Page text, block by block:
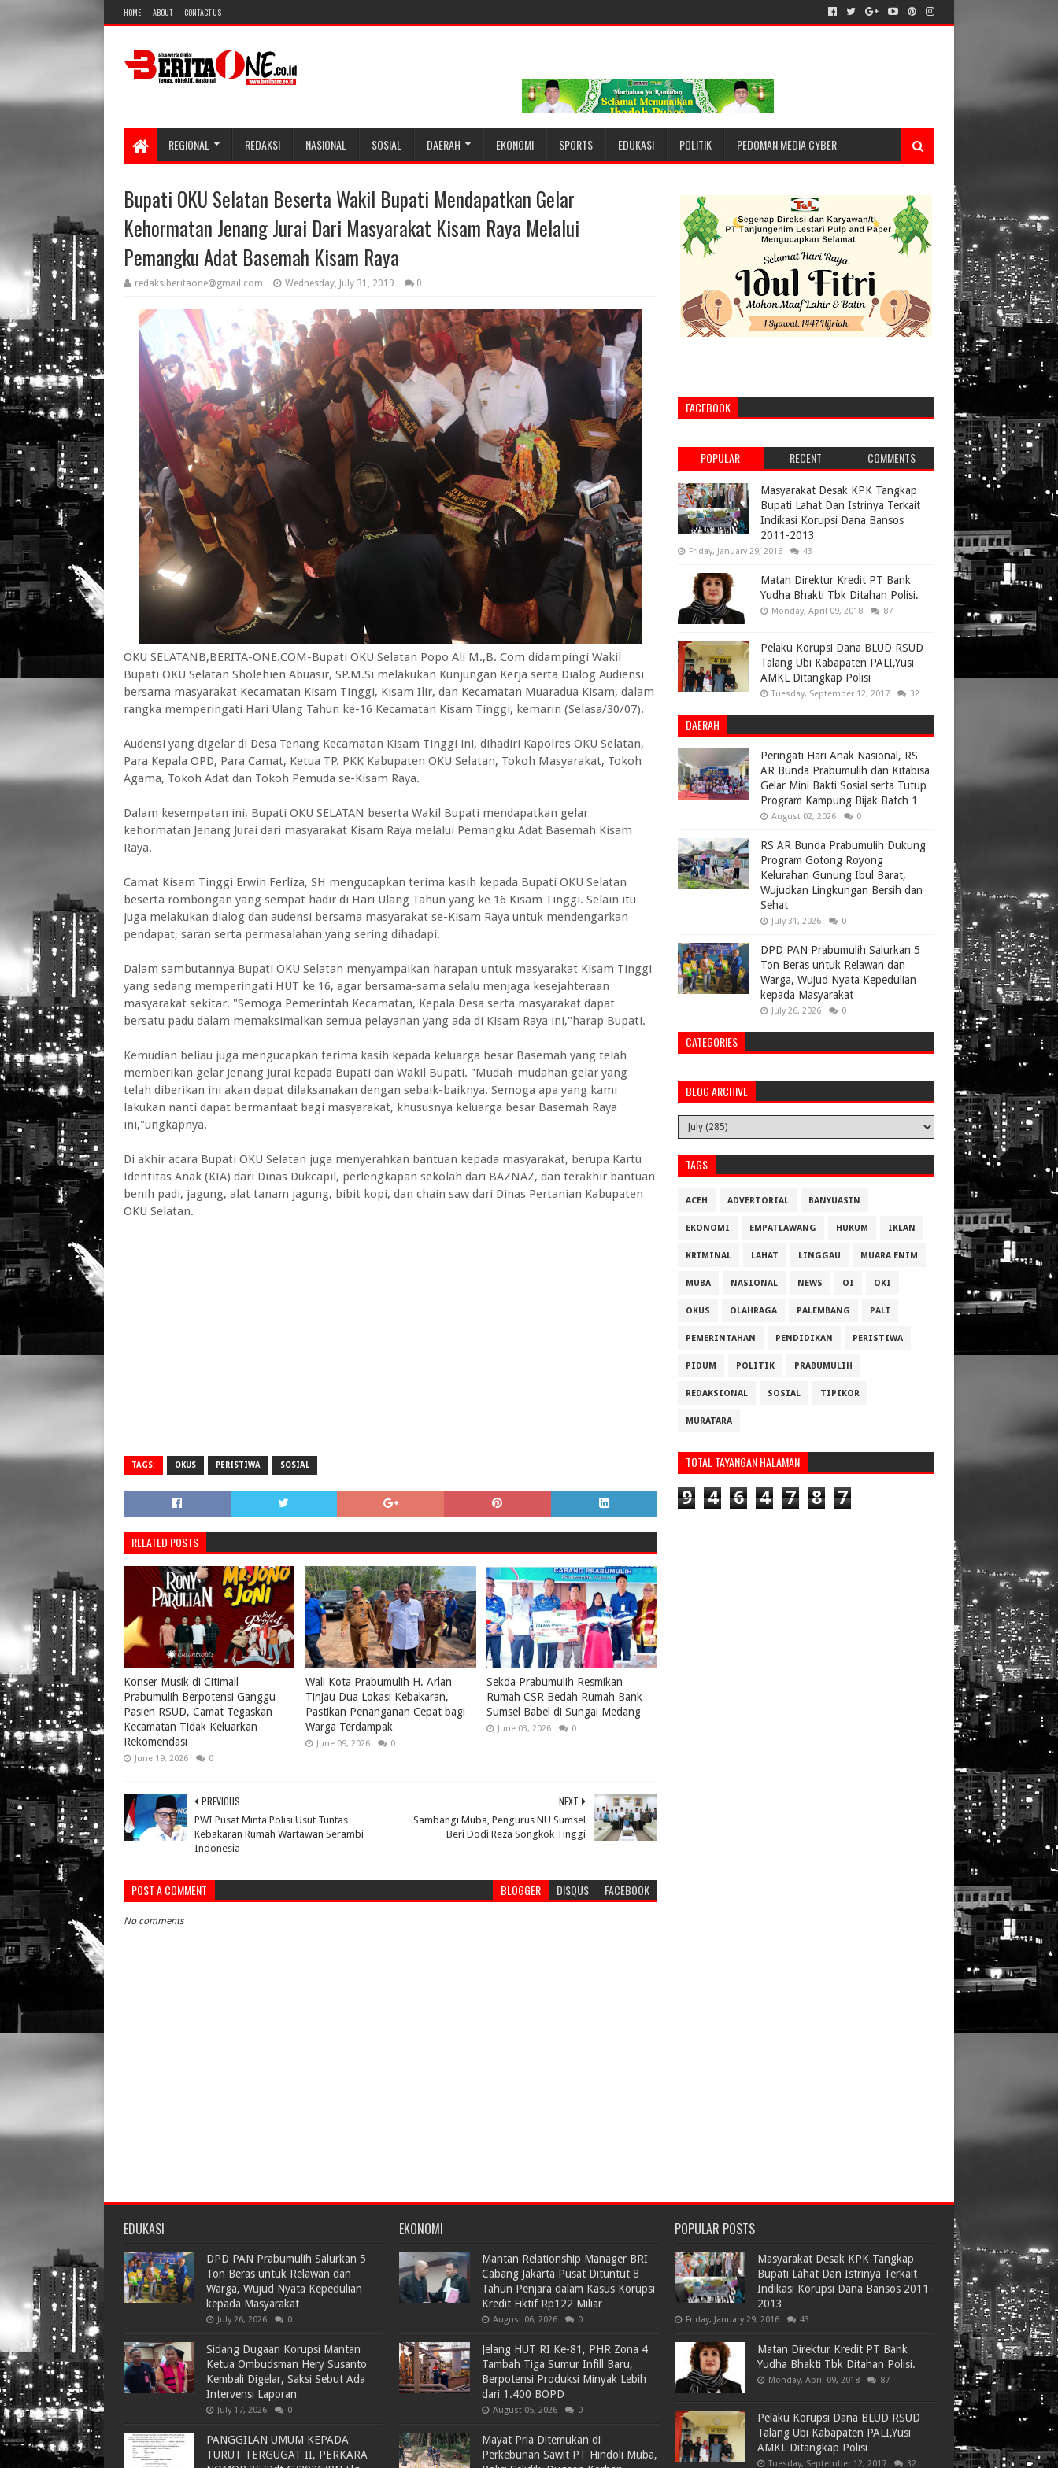
HOME ABOUT CONTACT US
REGIONAL REDAKSI NASIONAL SOSIAL DAERAH EKONOMI SPORTS EDUKASI POLITIK PEDOMAN MEDIA CYBER
Bupati OKU Selatan Beserta Wakil Bupati Mendapatkan Gelar
Kehormatan Jenang Jurai Dari Masyarakat Kisam Raya Melalui
Pemangku Adat Basemah Kisam Raya
redaksiberitaone@gmail.com Wednesday, July 31, 2019 0
OKU SELATANB,BERITA-ONE.COM-Bupati OKU Selatan Popo Ali M.,B. Com didampingi Wakil
Bupati OKU Selatan Sholehien Abuasir, SP.M.Si melakukan Kunjungan Kerja serta Dialog Audiensi
bersama masyarakat Kecamatan Kisam Tinggi, Kisam Ilir, dan Kecamatan Muaradua Kisam, dalam
rangka memperingati Hari Ulang Tahun ke-16 Kecamatan Kisam Tinggi, kemarin (Selasa/30/07).
Audensi yang digelar di Desa Tenang Kecamatan Kisam Tinggi ini, dihadiri Kapolres OKU Selatan,
Para Kepala OPD, Para Camat, Ketua TP. PKK Kabupaten OKU Selatan, Tokoh Masyarakat, Tokoh
Agama, Tokoh Adat dan Tokoh Pemuda se-Kisam Raya.
Dalam kesempatan ini, Bupati OKU SELATAN beserta Wakil Bupati mendapatkan gelar
kehormatan Jenang Jurai dari masyarakat Kisam Raya melalui Pemangku Adat Basemah Kisam
Raya.
Camat Kisam Tinggi Erwin Ferliza, SH mengucapkan terima kasih kepada Bupati OKU Selatan
beserta rombongan yang sempat hadir di Hari Ulang Tahun yang ke 16 Kisam Tinggi. Selain itu
juga melakukan dialog dan audensi bersama masyarakat se-Kisam Raya untuk mendengarkan
pendapat, saran serta permasalahan yang sering dihadapi.
Dalam sambutannya Bupati OKU Selatan menyampaikan harapan untuk masyarakat Kisam Tinggi
yang sedang memperingati HUT ke 16, agar bersama-sama selalu menjaga kesejahteraan
masyarakat sekitar. "Semoga Pemerintah Kecamatan, Kepala Desa serta masyarakat dapat
bersatu padu dalam memaksimalkan semua pelayanan yang ada di Kisam Raya ini,"harap Bupati.
Kemudian beliau juga mengucapkan terima kasih kepada keluarga besar Basemah yang telah
memberikan gelar Jenang Jurai kepada Bupati dan Wakil Bupati. "Mudah-mudahan gelar yang
telah diberikan ini akan dapat dilaksanakan dengan sebaik-baiknya. Semoga apa yang kami
lakukan nanti dapat bermanfaat bagi masyarakat, khususnya keluarga besar Basemah Raya
ini,"ungkapnya.
Di akhir acara Bupati OKU Selatan juga menyerahkan bantuan kepada masyarakat, berupa Kartu
Identitas Anak (KIA) dari Dinas Dukcapil, perlengkapan sekolah dari BAZNAZ, dan terakhir bantuan
benih padi, jagung, alat tanam jagung, bibit kopi, dan chain saw dari Dinas Pertanian Kabupaten
OKU Selatan.
TAGS: OKUS PERISTIWA SOSIAL
RELATED POSTS
Konser Musik di Citimall
Prabumulih Berpotensi Ganggu
Pasien RSUD, Camat Tegaskan
Kecamatan Tidak Keluarkan
Rekomendasi
June 19, 2026 0
Wali Kota Prabumulih H. Arlan
Tinjau Dua Lokasi Kebakaran,
Pastikan Penanganan Cepat bagi
Warga Terdampak
June 09, 2026 0
Sekda Prabumulih Resmikan
Rumah CSR Bedah Rumah Bank
Sumsel Babel di Sungai Medang
June 03, 2026 0
NEXT
Sambangi Muba, Pengurus NU Sumsel
Beri Dodi Reza Songkok Tinggi
PREVIOUS
PWI Pusat Minta Polisi Usut Tuntas
Kebakaran Rumah Wartawan Serambi
Indonesia
POST A COMMENT BLOGGER DISQUS FACEBOOK
No comments
FACEBOOK
POPULAR RECENT COMMENTS
Masyarakat Desak KPK Tangkap
Bupati Lahat Dan Istrinya Terkait
Indikasi Korupsi Dana Bansos
2011-2013
Friday, January 29, 2016 43
Matan Direktur Kredit PT Bank
Yudha Bhakti Tbk Ditahan Polisi.
Monday, April 09, 2018 87
Pelaku Korupsi Dana BLUD RSUD
Talang Ubi Kabapaten PALI,Yusi
AMKL Ditangkap Polisi
Tuesday, September 12, 2017 32
DAERAH
Peringati Hari Anak Nasional, RS
AR Bunda Prabumulih dan Kitabisa
Gelar Mini Bakti Sosial serta Tutup
Program Kampung Bijak Batch 1
August 02, 2026 0
RS AR Bunda Prabumulih Dukung
Program Gotong Royong
Kelurahan Gunung Ibul Barat,
Wujudkan Lingkungan Bersih dan
Sehat
July 31, 2026 0
DPD PAN Prabumulih Salurkan 5
Ton Beras untuk Relawan dan
Warga, Wujud Nyata Kepedulian
kepada Masyarakat
July 26, 2026 0
CATEGORIES
BLOG ARCHIVE
TAGS
ACEH ADVERTORIAL BANYUASIN
EKONOMI EMPATLAWANG HUKUM IKLAN
KRIMINAL LAHAT LINGGAU MUARA ENIM
MUBA NASIONAL NEWS OI OKI
OKUS OLAHRAGA PALEMBANG PALI
PEMERINTAHAN PENDIDIKAN PERISTIWA
PIDUM POLITIK PRABUMULIH
REDAKSIONAL SOSIAL TIPIKOR
MURATARA
TOTAL TAYANGAN HALAMAN
9 4 6 4 7 8 7
EDUKASI
DPD PAN Prabumulih Salurkan 5
Ton Beras untuk Relawan dan
Warga, Wujud Nyata Kepedulian
kepada Masyarakat
July 26, 2026 0
Sidang Dugaan Korupsi Mantan
Ketua Ombudsman Hery Susanto
Kembali Digelar, Saksi Sebut Ada
Intervensi Laporan
July 17, 2026 0
PANGGILAN UMUM KEPADA
TURUT TERGUGAT II, PERKARA
EKONOMI
Mantan Relationship Manager BRI
Cabang Jakarta Pusat Dituntut 8
Tahun Penjara dalam Kasus Korupsi
Kredit Fiktif Rp122 Miliar
August 06, 2026 0
Jelang HUT RI Ke-81, PHR Zona 4
Tambah Tiga Sumur Infill Baru,
Berpotensi Produksi Minyak Lebih
dari 1.400 BOPD
August 05, 2026 0
Mayat Pria Ditemukan di
Perkebunan Sawit PT Hindoli Muba,
POPULAR POSTS
Masyarakat Desak KPK Tangkap
Bupati Lahat Dan Istrinya Terkait
Indikasi Korupsi Dana Bansos 2011-
2013
Friday, January 29, 2016 43
Matan Direktur Kredit PT Bank
Yudha Bhakti Tbk Ditahan Polisi.
Monday, April 09, 2018 87
Pelaku Korupsi Dana BLUD RSUD
Talang Ubi Kabapaten PALI,Yusi
AMKL Ditangkap Polisi
Tuesday, September 12, 2017 32